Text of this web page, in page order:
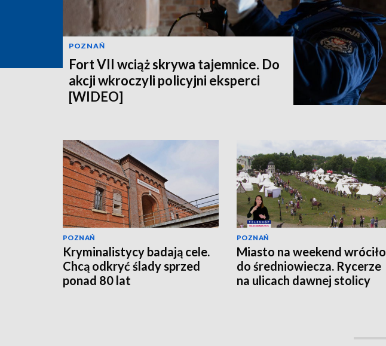
POZNAŃ
Fort VII wciąż skrywa tajemnice. Do
akcji wkroczyli policyjni eksperci
[WIDEO]
POZNAŃ
Kryminalistycy badają cele.
Chcą odkryć ślady sprzed
ponad 80 lat
POZNAŃ
Miasto na weekend wróciło
do średniowiecza. Rycerze
na ulicach dawnej stolicy